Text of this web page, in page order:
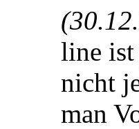
line
nicht
man